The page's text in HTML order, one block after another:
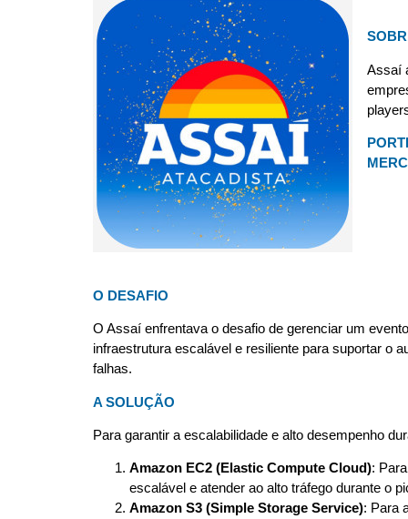
Assaí
O DESAFIO
O Assaí enfrentava o desafio de gerenciar um
infraestrutura escalável e resiliente para suportar o
falhas.
A SOLUÇÃO
Para garantir a escalabilidade e alto desempenho
Amazon EC2 (Elastic Compute Cloud):
escalável e atender ao alto tráfego durante o
Amazon S3 (Simple Storage Service): Para